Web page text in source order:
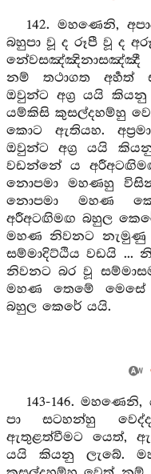
142. මහණෙනි,
බහුපා වූ ද රූපී වූ ද
නේවසඤ්ඤිනාසඤ්ඤී
නම් තථාගත අර්‍හත්
ඔවුන්ට අග්‍ර යයි
යම්කිසි කුසල්දහම්හු
කොට ඇතියහ.
ඔවුන්ට අග්‍ර යයි
වඩන්නේ ය
නොපමා මහණහු
නොපමා මහණ
අරීඅටඟිමඟ බහුල
මහණ නිවනට නැමුණු
සම්මාදිට්ඨිය වඩයි
නිවනට බර වූ
මහණ තෙමේ මෙසේ
බහුල කෙරේ යයි.
143-146.
පා සටහන්හු
ඇතුළත්වීමට යෙත්,
යයි කියනු ලැබේ.